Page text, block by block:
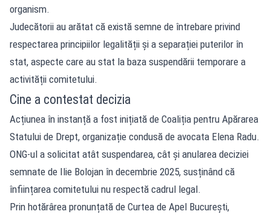
organism.
Judecătorii au arătat că există semne de întrebare privind
respectarea principiilor legalității și a separației puterilor în
stat, aspecte care au stat la baza suspendării temporare a
activității comitetului.
Cine a contestat decizia
Acțiunea în instanță a fost inițiată de Coaliția pentru Apărarea
Statului de Drept, organizație condusă de avocata Elena Radu.
ONG-ul a solicitat atât suspendarea, cât și anularea deciziei
semnate de Ilie Bolojan în decembrie 2025, susținând că
înființarea comitetului nu respectă cadrul legal.
Prin hotărârea pronunțată de Curtea de Apel București,